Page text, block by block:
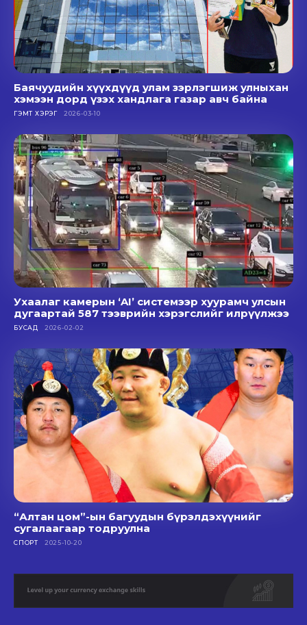
Баячуудийн хүүхдүүд улам зэрлэгшиж улныхан
хэмээн дорд үзэх хандлага газар авч байна
ГЭМТ ХЭРЭГ 2026-03-10
Ухаалаг камерын ‘AI’ системээр хуурамч улсын
дугаартай 587 тээврийн хэрэгслийг илрүүлжээ
БУСАД 2026-02-02
“Алтан цом”-ын багуудын бүрэлдэхүүнийг
сугалаагаар тодруулна
СПОРТ 2025-10-20